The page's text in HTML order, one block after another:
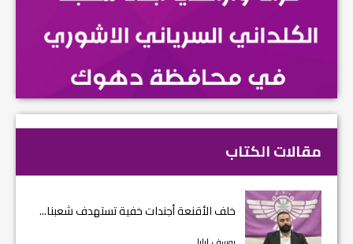
مقالات الكتاب
خلف الأقنعة أجندات خفية تستهدف شعبنا...